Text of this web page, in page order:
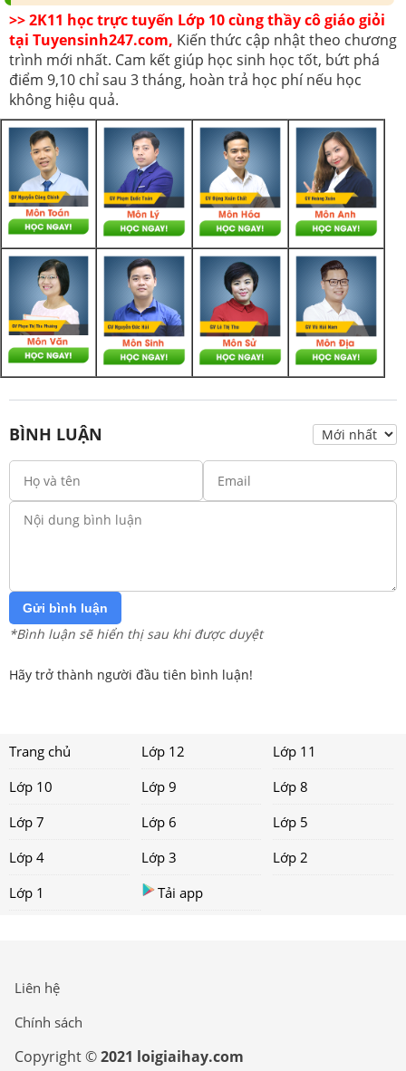
>> 2K11 học trực tuyến Lớp 10 cùng thầy cô giáo giỏi
tại Tuyensinh247.com, Kiến thức cập nhật theo chương
trình mới nhất. Cam kết giúp học sinh học tốt, bứt phá
điểm 9,10 chỉ sau 3 tháng, hoàn trả học phí nếu học
không hiệu quả.
BÌNH LUẬN
Gửi bình luận
*Bình luận sẽ hiển thị sau khi được duyệt
Hãy trở thành người đầu tiên bình luận!
Trang chủ Lớp 12
Lớp 11
Lớp 10
Lớp 9
Lớp 8
Lớp 7
Lớp 6
Lớp 5
Lớp 4
Lớp 3
Lớp 2
Lớp 1
Tải app
Liên hệ
Chính sách
Copyright ©2021 loigiaihay.com